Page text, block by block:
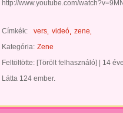
http://www.youtube.com/
Címkék: vers videó zene
Kategória: Zene
Feltöltötte: [Törölt felhasználó]
14 éve
Látta 124 ember.